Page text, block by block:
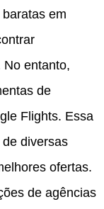
em
No entanto,
de
Flights. Essa
diversas
ofertas.
de agências